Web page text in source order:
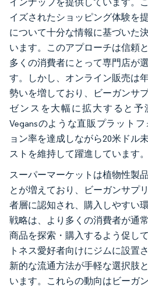
イズされたショッピング体験を
について十分な情報に基づいた
います。このアプローチは信頼
多くの消費者にとって専門店が
す。しかし、オンライン販売は
勢いを増しており、ビーガンサ
ゼンスを大幅に拡大すると予
Vegansのような直販プラット
ョン率を達成しながら20米ドル
ストを維持して躍進しています。
スーパーマーケットは植物性製
とが増えており、ビーガンサプ
者層に認知され、購入しやすい
戦略は、より多くの消費者が通
商品を探索・購入するよう促し
トネス愛好者向けにジムに設置
新的な流通方法が手軽な選択肢
います。これらの動向はビーガ